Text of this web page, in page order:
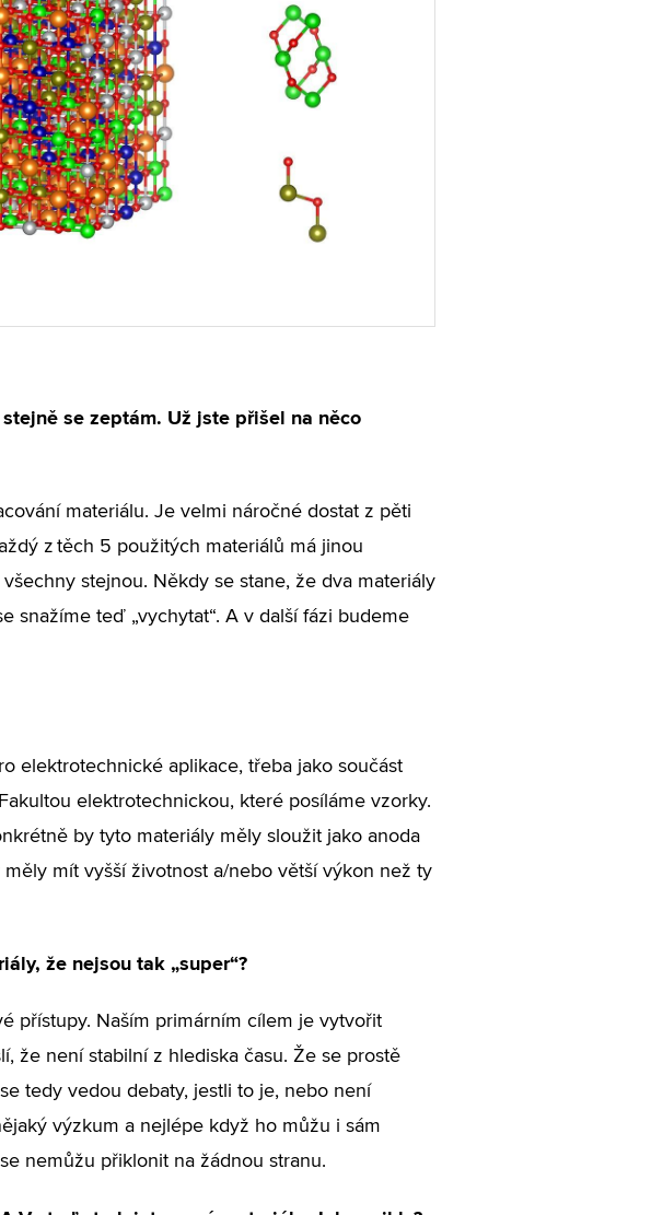
se zeptám. Už jste přišel na něco
materiálu. Je velmi náročné dostat z pěti
z těch 5 použitých materiálů má jinou
stejnou. Někdy se stane, že dva materiály
snažíme teď „vychytat“. A v další fázi budeme
elektrotechnické aplikace, třeba jako součást
elektrotechnickou, které posíláme vzorky.
by tyto materiály měly sloužit jako anoda
mít vyšší životnost a/nebo větší výkon než ty
že nejsou tak „super“?
přístupy. Naším primárním cílem je vytvořit
že není stabilní z hlediska času. Že se prostě
tedy vedou debaty, jestli to je, nebo není
výzkum a nejlépe když ho můžu i sám
nemůžu přiklonit na žádnou stranu.